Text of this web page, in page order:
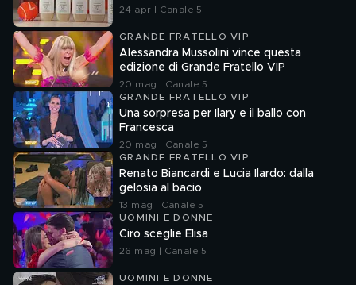
24 apr | Canale 5
GRANDE FRATELLO VIP
Alessandra Mussolini vince questa
edizione di Grande Fratello VIP
20 mag | Canale 5
GRANDE FRATELLO VIP
Una sorpresa per Ilary e il ballo con
Francesca
20 mag | Canale 5
GRANDE FRATELLO VIP
Renato Biancardi e Lucia Ilardo: dalla
gelosia al bacio
13 mag | Canale 5
UOMINI E DONNE
Ciro sceglie Elisa
26 mag | Canale 5
UOMINI E DONNE